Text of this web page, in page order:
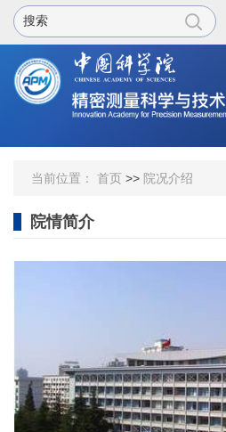
当前位置： 首页 >> 院况介绍
院情简介